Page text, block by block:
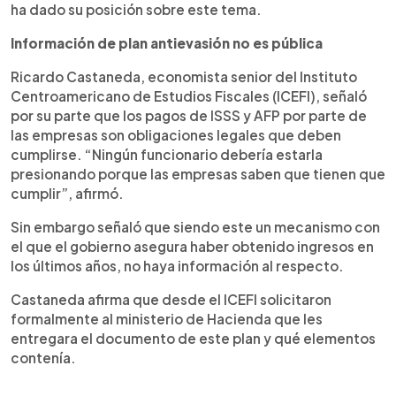
ha dado su posición sobre este tema.
Información de plan antievasión no es pública
Ricardo Castaneda, economista senior del Instituto
Centroamericano de Estudios Fiscales (ICEFI), señaló
por su parte que los pagos de ISSS y AFP por parte de
las empresas son obligaciones legales que deben
cumplirse. “Ningún funcionario debería estarla
presionando porque las empresas saben que tienen que
cumplir”, afirmó.
Sin embargo señaló que siendo este un mecanismo con
el que el gobierno asegura haber obtenido ingresos en
los últimos años, no haya información al respecto.
Castaneda afirma que desde el ICEFI solicitaron
formalmente al ministerio de Hacienda que les
entregara el documento de este plan y qué elementos
contenía.